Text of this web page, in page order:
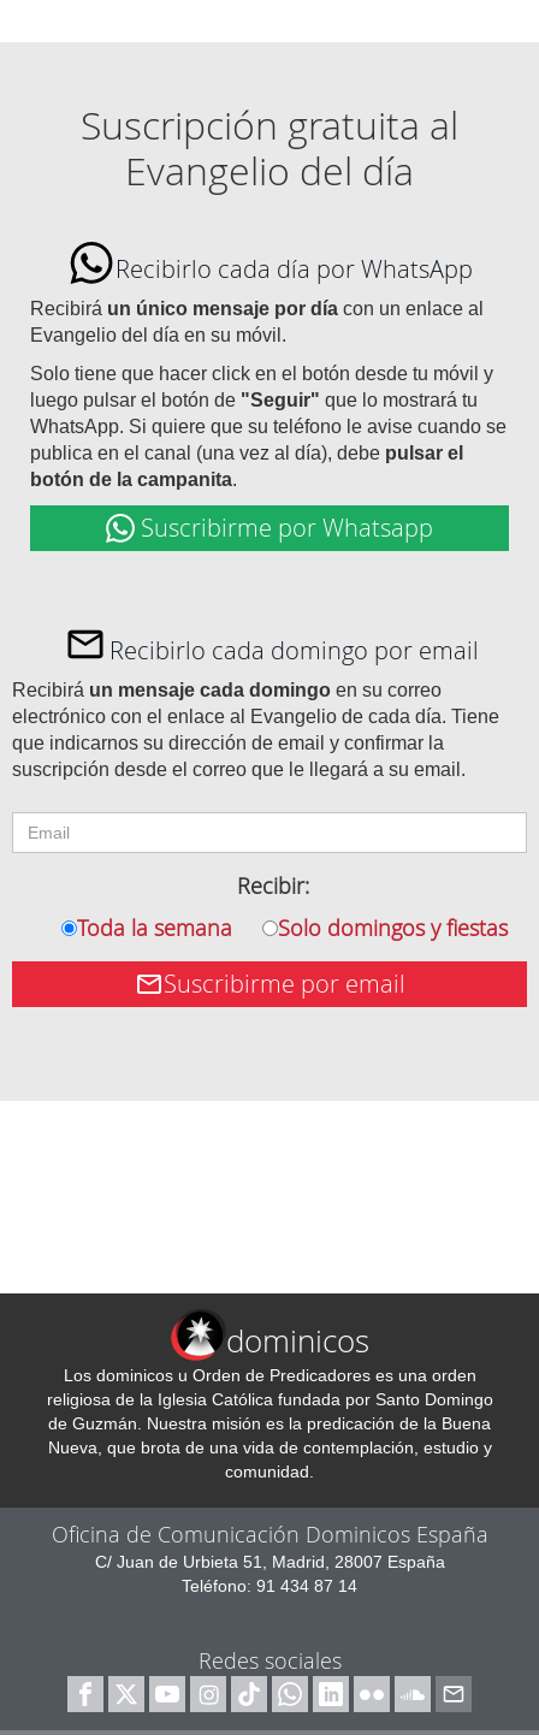
Suscripción gratuita al
Evangelio del día
Recibirlo cada día por WhatsApp
Recibirá un único mensaje por día con un enlace al
Evangelio del día en su móvil.
Solo tiene que hacer click en el botón desde tu móvil y
luego pulsar el botón de "Seguir" que lo mostrará tu
WhatsApp. Si quiere que su teléfono le avise cuando se
publica en el canal (una vez al día), debe pulsar el
botón de la campanita.
Suscribirme por Whatsapp
Recibirlo cada domingo por email
Recibirá un mensaje cada domingo en su correo
electrónico con el enlace al Evangelio de cada día. Tiene
que indicarnos su dirección de email y confirmar la
suscripción desde el correo que le llegará a su email.
Recibir:
Toda la semana
Solo domingos y fiestas
Suscribirme por email
dominicos
Los dominicos u Orden de Predicadores es una orden
religiosa de la Iglesia Católica fundada por Santo Domingo
de Guzmán. Nuestra misión es la predicación de la Buena
Nueva, que brota de una vida de contemplación, estudio y
comunidad.
Oficina de Comunicación Dominicos España
C/ Juan de Urbieta 51, Madrid, 28007 España
Teléfono: 91 434 87 14
Redes sociales